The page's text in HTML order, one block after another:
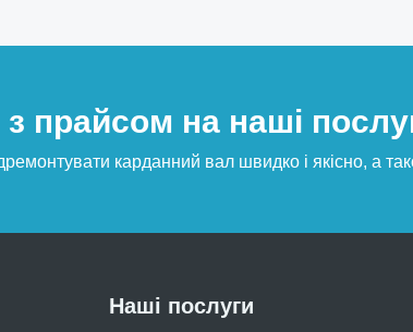
прайсом на наші
карданний вал швидко і якісно, а
Наші послуги